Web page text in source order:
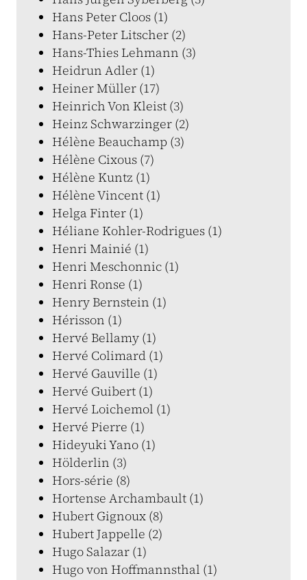
Hans Peter Cloos (1)
Hans-Peter Litscher (2)
Hans-Thies Lehmann (3)
Heidrun Adler (1)
Heiner Müller (17)
Heinrich Von Kleist (3)
Heinz Schwarzinger (2)
Hélène Beauchamp (3)
Hélène Cixous (7)
Hélène Kuntz (1)
Hélène Vincent (1)
Helga Finter (1)
Héliane Kohler-Rodrigues (1)
Henri Mainié (1)
Henri Meschonnic (1)
Henri Ronse (1)
Henry Bernstein (1)
Hérisson (1)
Hervé Bellamy (1)
Hervé Colimard (1)
Hervé Gauville (1)
Hervé Guibert (1)
Hervé Loichemol (1)
Hervé Pierre (1)
Hideyuki Yano (1)
Hölderlin (3)
Hors-série (8)
Hortense Archambault (1)
Hubert Gignoux (8)
Hubert Jappelle (2)
Hugo Salazar (1)
Hugo von Hoffmannsthal (1)